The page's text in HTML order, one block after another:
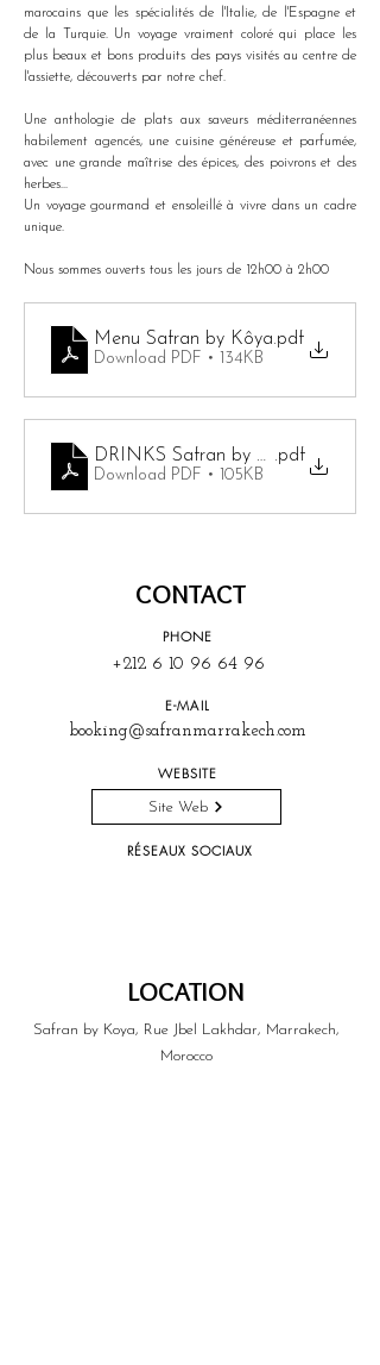
marocains que les spécialités de l'Italie, de l'Espagne et
de la Turquie. Un voyage vraiment coloré qui place les
plus beaux et bons produits des pays visités au centre de
l'assiette, découverts par notre chef.
Une anthologie de plats aux saveurs méditerranéennes
habilement agencés, une cuisine généreuse et parfumée,
avec une grande maîtrise des épices, des poivrons et des
herbes...
Un voyage gourmand et ensoleillé à vivre dans un cadre
unique.
Nous sommes ouverts tous les jours de 12h00 à 2h00
Menu Safran by Kôya.pdf
Download PDF • 134KB
DRINKS Safran by Koya
.pdf
Download PDF • 105KB
PHONE
+212 6 10 96 64 96
E-MAIL
booking@safranmarrakech.com
WEBSITE
Site Web
RÉSEAUX SOCIAUX
CONTACT
LOCATION
Safran by Koya, Rue Jbel Lakhdar, Marrakech,
Morocco